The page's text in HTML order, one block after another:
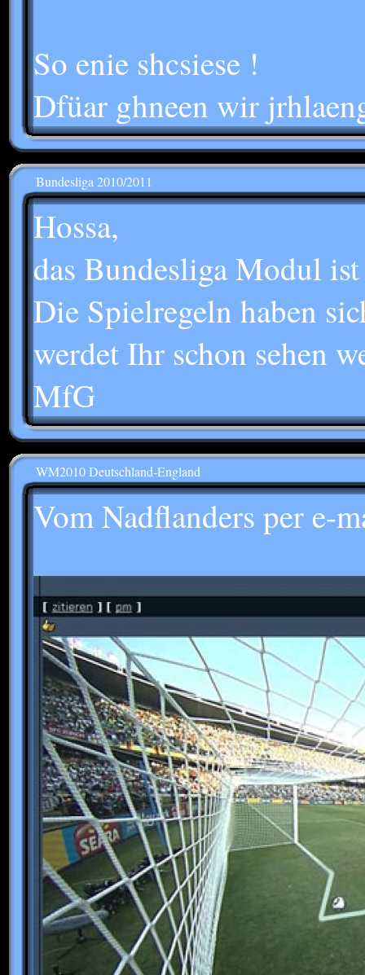
So enie shcsiese !
Dfüar ghneen wir
Bundesliga 2010/2011
Hossa,
das Bundesliga Modul
Die Spielregeln haben
werdet Ihr schon sehen
MfG
WM2010 Deutschland-England
Vom Nadflanders per e-